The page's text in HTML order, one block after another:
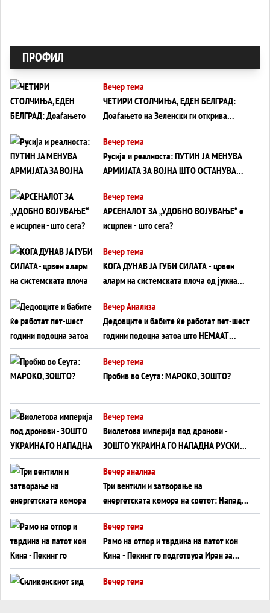
ПРОФИЛ
Вечер тема
ЧЕТИРИ СТОЛЧИЊА, ЕДЕН БЕЛГРАД:
Доаѓањето на Зеленски ги открива
тајните на политиката на балансирање
на Вучиќ
Вечер тема
Русија и реалноста: ПУТИН ЈА МЕНУВА
АРМИЈАТА ЗА ВОЈНА ШТО ОСТАНУВА
БЕЗ ФРОНТ
Вечер тема
АРСЕНАЛОТ ЗА „УДОБНО ВОЈУВАЊЕ“ е
исцрпен - што сега?
Вечер тема
КОГА ДУНАВ ЈА ГУБИ СИЛАТА - црвен
аларм на системската плоча од јужна
Германија до Црното Море...
Вечер Анализа
Дедовците и бабите ќе работат пет-шест
години подоцна затоа што НЕМААТ
ВНУЦИ ДА ГИ ЗАМЕНАТ
Вечер тема
Пробив во Сеута: МАРОКО, ЗОШТО?
Вечер тема
Виолетова империја под дронови -
ЗОШТО УКРАИНА ГО НАПАДНА РУСКИОТ
WILDBERRIES
Вечер анализа
Три вентили и затворање на
енергетската комора на светот: Нападот
во Суец најавува глобален енергетски
инфаркт?
Вечер тема
Рамо на отпор и тврдина на патот кон
Кина - Пекинг го подготвува Иран за
американска копнена инвазија
Вечер тема